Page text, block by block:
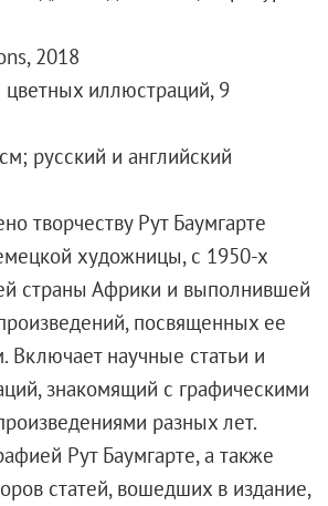
работы
льготах и услугах
и возврата билетов
музея
мнение / Сообщить о проблеме
абонементы
музей
и мероприятия
культурные проекты
2018
иллюстраций, 9
русский и английский
творчеству Рут Баумгарте
художницы, с 1950-х
страны Африки и выполнившей
посвященных ее
Включает научные статьи и
знакомящий с графическими
разных лет.
Рут Баумгарте, а также
статей, вошедших в издание,